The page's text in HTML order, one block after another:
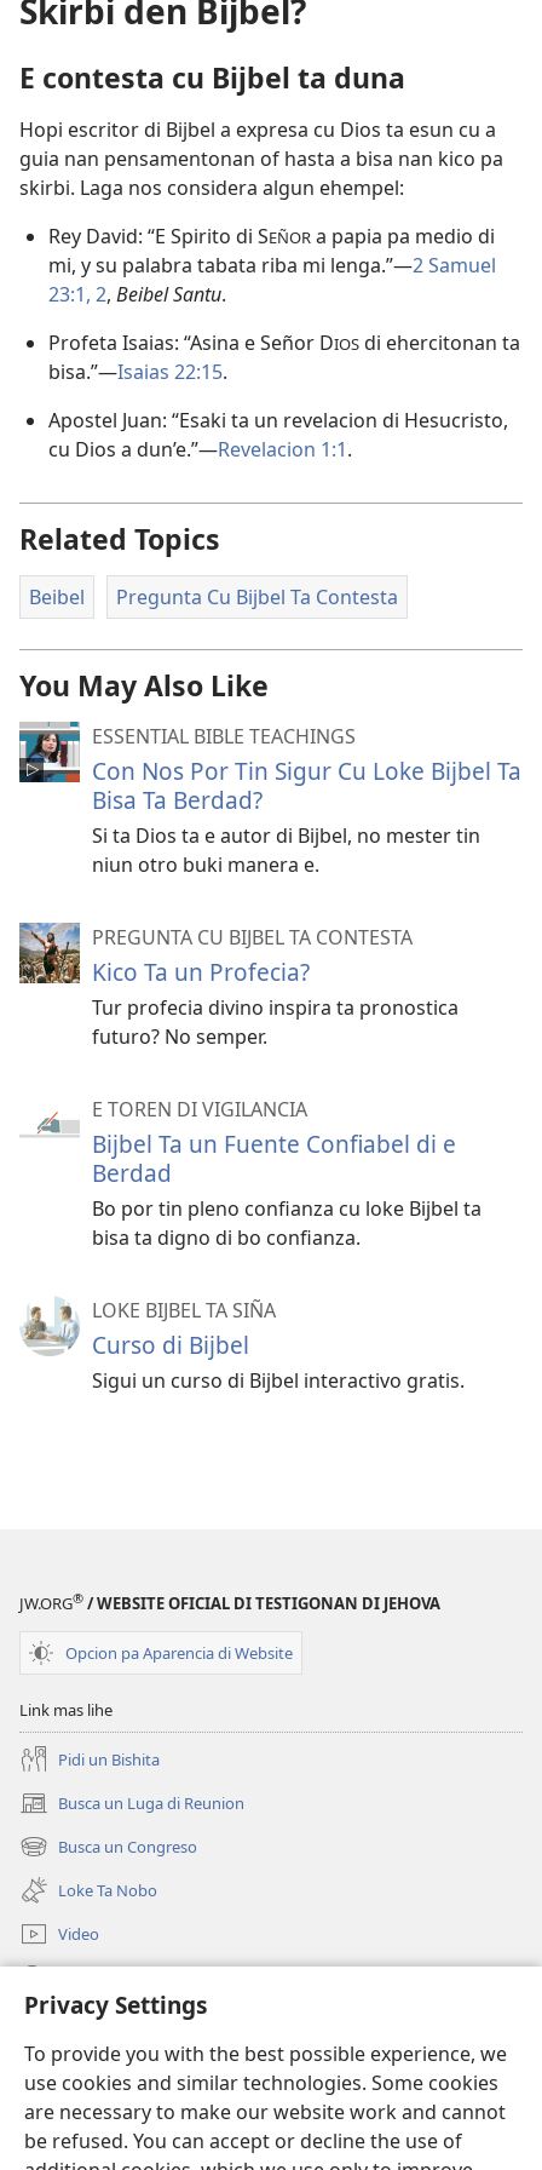
Privacy Settings
To provide you with the best possible experience, we
use cookies and similar technologies. Some cookies
are necessary to make our website work and cannot
be refused. You can accept or decline the use of
Skirbi den Bijbel?
E contesta cu Bijbel ta duna
Hopi escritor di Bijbel a expresa cu Dios ta esun cu a
guia nan pensamentonan of hasta a bisa nan kico pa
skirbi. Laga nos considera algun ehempel:
Rey David: “E Spirito di SEÑOR a papia pa medio di
mi, y su palabra tabata riba mi lenga.”—2 Samuel
23:1, 2, Beibel Santu.
Profeta Isaias: “Asina e Señor DIOS di ehercitonan ta
bisa.”—Isaias 22:15.
Apostel Juan: “Esaki ta un revelacion di Hesucristo,
cu Dios a dun’e.”—Revelacion 1:1.
Related Topics
Beibel Pregunta Cu Bijbel Ta Contesta
You May Also Like
ESSENTIAL BIBLE TEACHINGS
Con Nos Por Tin Sigur Cu Loke Bijbel Ta
Bisa Ta Berdad?
Si ta Dios ta e autor di Bijbel, no mester tin
niun otro buki manera e.
PREGUNTA CU BIJBEL TA CONTESTA
Kico Ta un Profecia?
Tur profecia divino inspira ta pronostica
futuro? No semper.
E TOREN DI VIGILANCIA
Bijbel Ta un Fuente Confiabel di e
Berdad
Bo por tin pleno confianza cu loke Bijbel ta
bisa ta digno di bo confianza.
LOKE BIJBEL TA SIÑA
Curso di Bijbel
Sigui un curso di Bijbel interactivo gratis.
JW.ORG® / WEBSITE OFICIAL DI TESTIGONAN DI JEHOVA
Opcion pa Aparencia di Website
Link mas lihe
Pidi un Bishita
Busca un Luga di Reunion
(opens
new
window)
Busca un Congreso
(opens
new
window)
Loke Ta Nobo
Video
(opens
window)Watchtower BIBLIOTHEEK ONLINE
(opens
new
window)JW Hub ®